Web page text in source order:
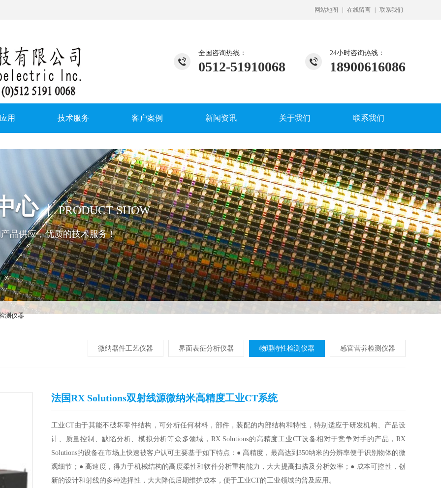
网站地图 在线留言 联系我们
24小时咨询热线：
18900616086
全国咨询热线：
0512-51910068
用 技术服务 客户案例 新闻资讯 关于我们 联系我们
心 PRODUCT SHOW
品供应，优质的技术服务！
测仪器
微纳器件工艺仪器 界面表征分析仪器 物理特性检测仪器 感官营养检测仪器
法国RX Solutions双射线源微纳米高精度工业CT系统
工业CT由于其能不破坏零件结构，可分析任何材料，部件，装配的内部结构和特性，特别适应于研发机构、产品设
计、质量控制、缺陷分析、模拟分析等众多领域，RX Solutions的高精度工业CT设备相对于竞争对手的产品，RX
Solutions的设备在市场上快速被客户认可主要基于如下特点：● 高精度，最高达到350纳米的分辨率便于识别物体的微
观细节；● 高速度，得力于机械结构的高度柔性和软件分析重构能力，大大提高扫描及分析效率；● 成本可控性，创
新的设计和射线的多种选择性，大大降低后期维护成本，便于工业CT的工业领域的普及应用。